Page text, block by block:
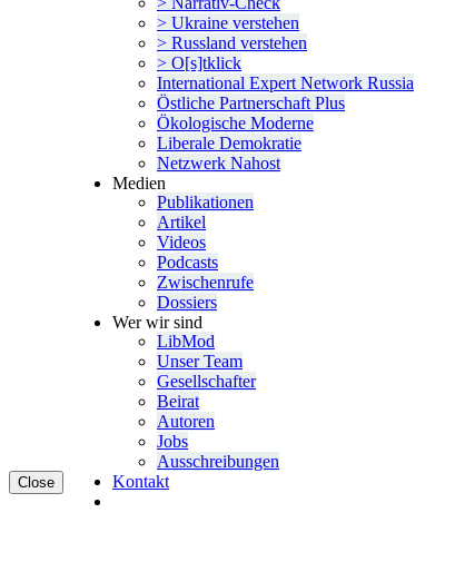
Close
> Ukraine verstehen
> Russland verstehen
> O[s]tklick
Inter­na­tional Expert Network Russia
Östliche Partner­schaft Plus
Ökolo­gische Moderne
Liberale Demokratie
Netzwerk Nahost
Medien
Publi­ka­tionen
Artikel
Videos
Podcasts
Zwischenrufe
Dossiers
Wer wir sind
LibMod
Unser Team
Gesell­schafter
Beirat
Autoren
Jobs
Ausschrei­bungen
Kontakt